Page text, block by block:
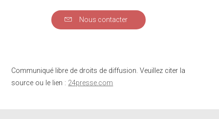
Nous contacter
Communiqué libre de droits de diffusion. Veuillez citer la
source ou le lien : 24presse.com